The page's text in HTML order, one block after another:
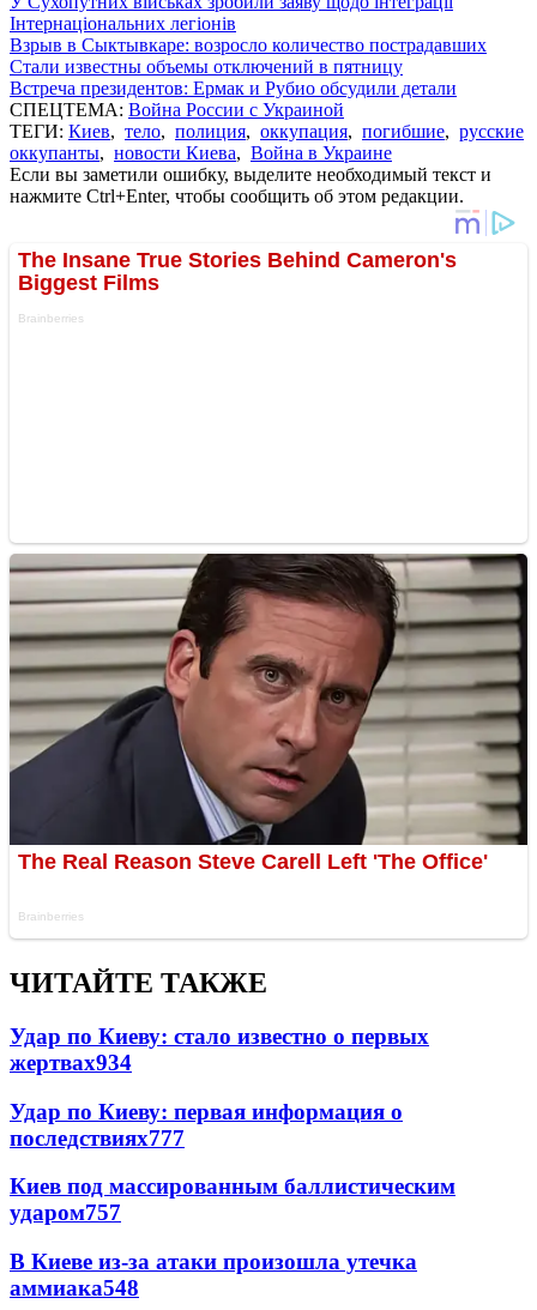
Інтернаціональних легіонів
Взрыв в Сыктывкаре: возросло количество пострадавших
Стали известны объемы отключений в пятницу
Встреча президентов: Ермак и Рубио обсудили детали
СПЕЦТЕМА: Война России с Украиной
ТЕГИ: Киев, тело, полиция, оккупация, погибшие, русские
оккупанты, новости Киева, Война в Украине
Если вы заметили ошибку, выделите необходимый текст и
нажмите Ctrl+Enter, чтобы сообщить об этом редакции.
ЧИТАЙТЕ ТАКЖЕ
Удар по Киеву: стало известно о первых
жертвах934
Удар по Киеву: первая информация о
последствиях777
Киев под массированным баллистическим
ударом757
В Киеве из-за атаки произошла утечка
аммиака548